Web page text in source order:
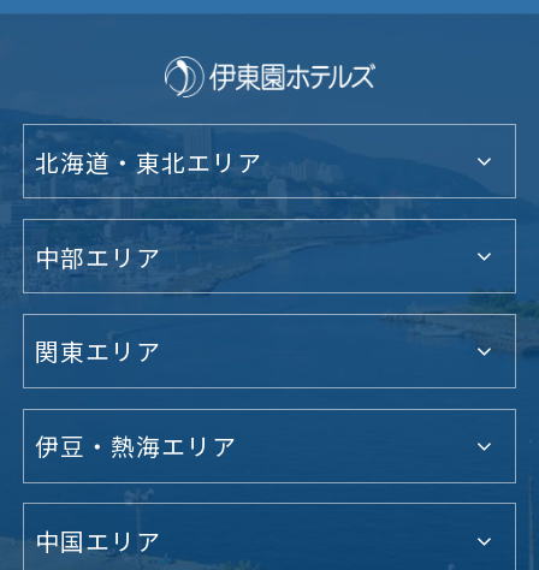
北海道・東北エリア
中部エリア
関東エリア
伊豆・熱海エリア
中国エリア